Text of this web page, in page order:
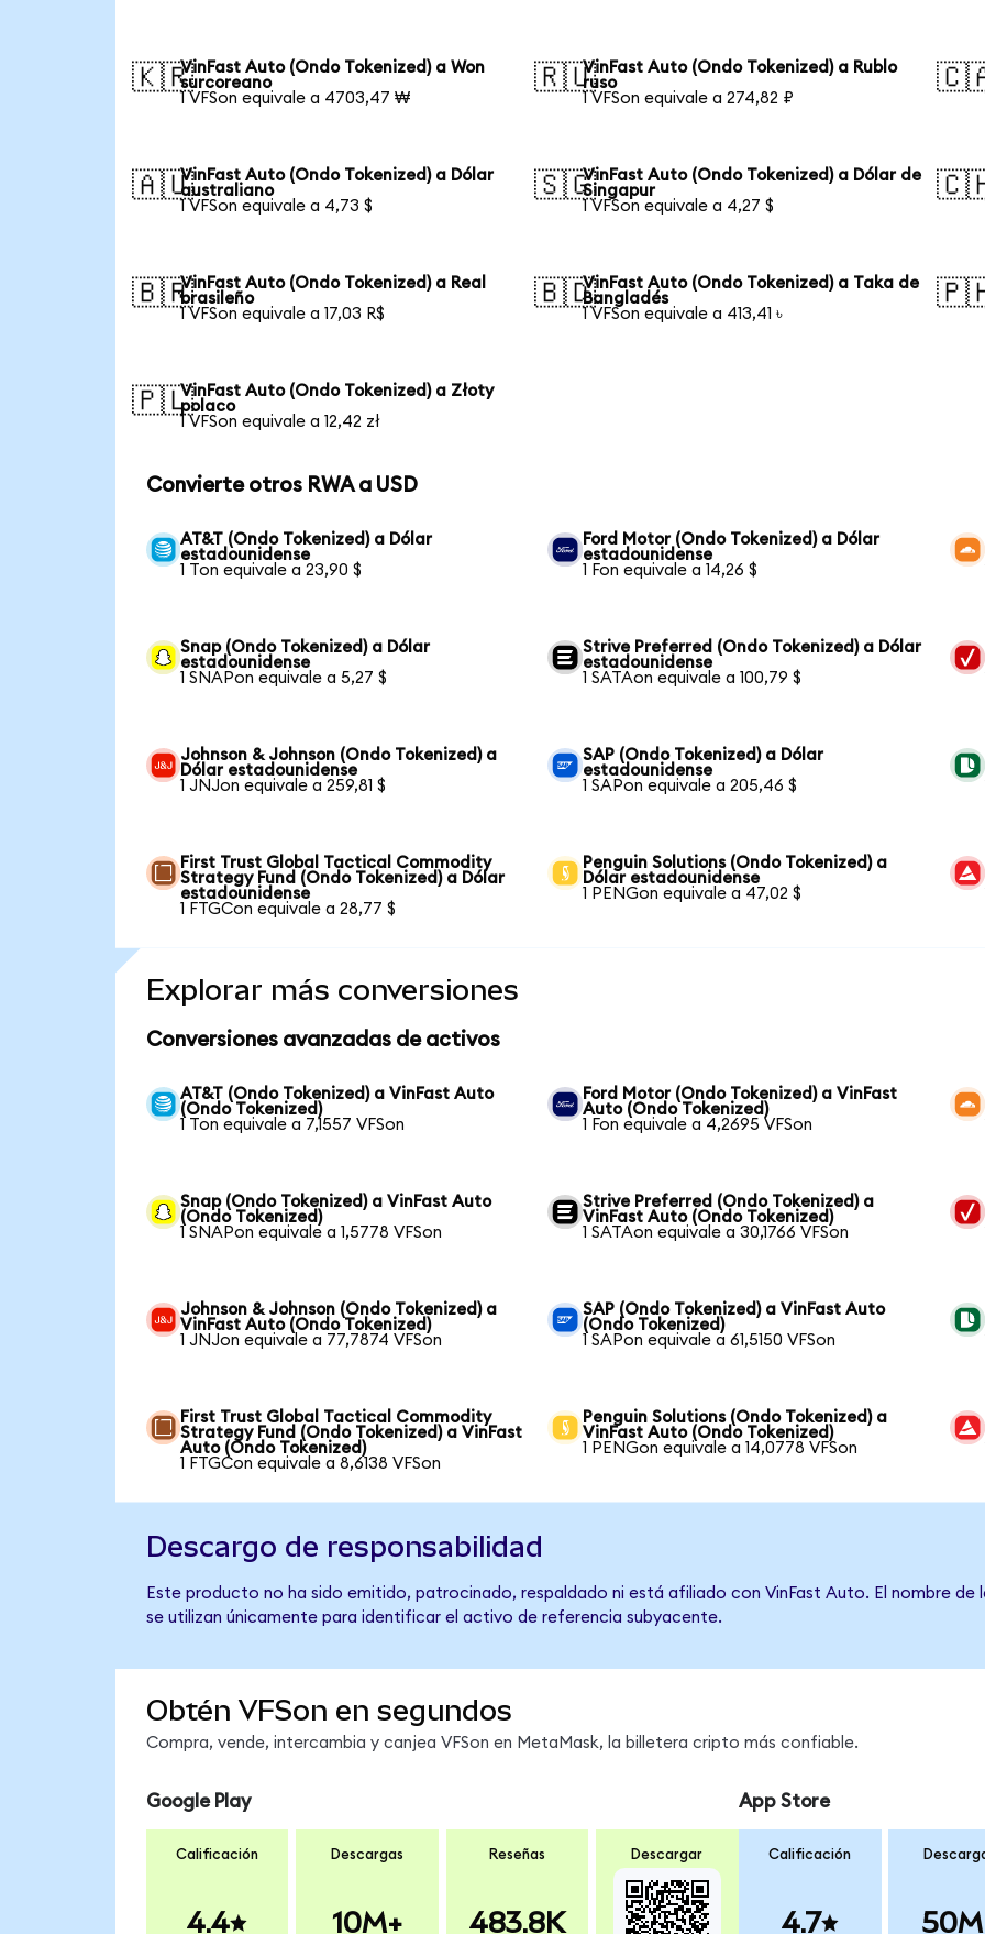
🇰🇷VinFast Auto (Ondo Tokenized) a Won
surcoreano
1 VFSon equivale a 4703,47 ₩
🇷🇺VinFast Auto (Ondo Tokenized) a Rublo
ruso
1 VFSon equivale a 274,82 ₽
🇦🇺VinFast Auto (Ondo Tokenized) a Dólar
australiano
1 VFSon equivale a 4,73 $
🇸🇬VinFast Auto (Ondo Tokenized) a Dólar de
Singapur
1 VFSon equivale a 4,27 $
🇧🇷VinFast Auto (Ondo Tokenized) a Real
brasileño
1 VFSon equivale a 17,03 R$
🇧🇩VinFast Auto (Ondo Tokenized) a Taka de
Bangladés
1 VFSon equivale a 413,41 ৳
🇵🇱VinFast Auto (Ondo Tokenized) a Złoty
polaco
1 VFSon equivale a 12,42 zł
Convierte otros RWA a USD
AT&T (Ondo Tokenized) a Dólar
estadounidense
1 Ton equivale a 23,90 $
Ford Motor (Ondo Tokenized) a Dólar
estadounidense
1 Fon equivale a 14,26 $
Snap (Ondo Tokenized) a Dólar
estadounidense
1 SNAPon equivale a 5,27 $
Strive Preferred (Ondo Tokenized) a Dólar
estadounidense
1 SATAon equivale a 100,79 $
Johnson & Johnson (Ondo Tokenized) a
Dólar estadounidense
1 JNJon equivale a 259,81 $
SAP (Ondo Tokenized) a Dólar
estadounidense
1 SAPon equivale a 205,46 $
First Trust Global Tactical Commodity
Strategy Fund (Ondo Tokenized) a Dólar
estadounidense
1 FTGCon equivale a 28,77 $
Penguin Solutions (Ondo Tokenized) a
Dólar estadounidense
1 PENGon equivale a 47,02 $
Explorar más conversiones
Conversiones avanzadas de activos
AT&T (Ondo Tokenized) a VinFast Auto
(Ondo Tokenized)
1 Ton equivale a 7,1557 VFSon
Ford Motor (Ondo Tokenized) a VinFast
Auto (Ondo Tokenized)
1 Fon equivale a 4,2695 VFSon
Snap (Ondo Tokenized) a VinFast Auto
(Ondo Tokenized)
1 SNAPon equivale a 1,5778 VFSon
Strive Preferred (Ondo Tokenized) a
VinFast Auto (Ondo Tokenized)
1 SATAon equivale a 30,1766 VFSon
Johnson & Johnson (Ondo Tokenized) a
VinFast Auto (Ondo Tokenized)
1 JNJon equivale a 77,7874 VFSon
SAP (Ondo Tokenized) a VinFast Auto
(Ondo Tokenized)
1 SAPon equivale a 61,5150 VFSon
First Trust Global Tactical Commodity
Strategy Fund (Ondo Tokenized) a VinFast
Auto (Ondo Tokenized)
1 FTGCon equivale a 8,6138 VFSon
Penguin Solutions (Ondo Tokenized) a
VinFast Auto (Ondo Tokenized)
1 PENGon equivale a 14,0778 VFSon
Descargo de responsabilidad
Este producto no ha sido emitido, patrocinado, respaldado ni está afiliado con VinFast Auto. El nombre de
se utilizan únicamente para identificar el activo de referencia subyacente.
Obtén VFSon en segundos
Compra, vende, intercambia y canjea VFSon en MetaMask, la billetera cripto más confiable.
Google Play
Calificación
4.4
Descargas
10M+
Reseñas
483.8K
Descargar
App Store
Calificación
4.7